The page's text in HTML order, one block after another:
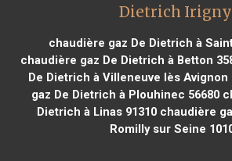
Dietrich Irigny
chaudière gaz De Dietrich à
chaudière gaz De Dietrich à Betton
De Dietrich à Villeneuve lès Avignon
gaz De Dietrich à Plouhinec 56680
Dietrich à Linas 91310 chaudière
Romilly sur Seine